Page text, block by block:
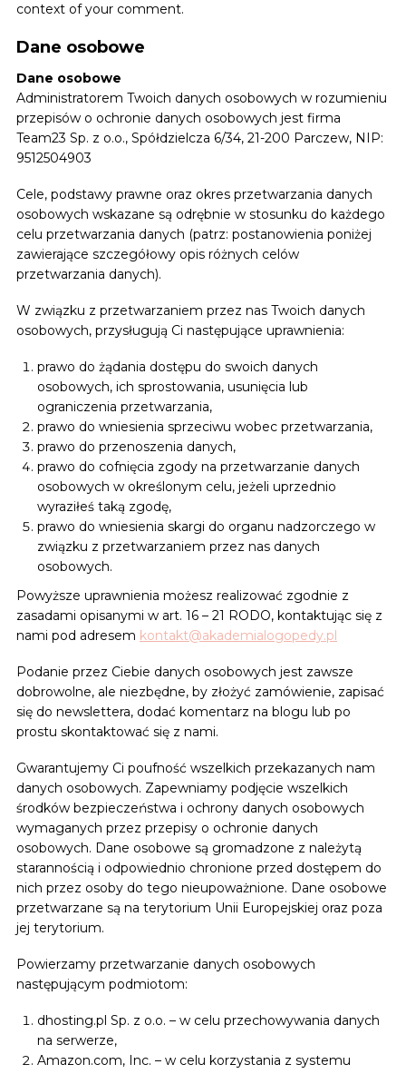
context of your comment.
Dane osobowe
Dane osobowe
Administratorem Twoich danych osobowych w rozumieniu
przepisów o ochronie danych osobowych jest firma
Team23 Sp. z o.o., Spółdzielcza 6/34, 21-200 Parczew, NIP:
9512504903
Cele, podstawy prawne oraz okres przetwarzania danych
osobowych wskazane są odrębnie w stosunku do każdego
celu przetwarzania danych (patrz: postanowienia poniżej
zawierające szczegółowy opis różnych celów
przetwarzania danych).
W związku z przetwarzaniem przez nas Twoich danych
osobowych, przysługują Ci następujące uprawnienia:
prawo do żądania dostępu do swoich danych
osobowych, ich sprostowania, usunięcia lub
ograniczenia przetwarzania,
prawo do wniesienia sprzeciwu wobec przetwarzania,
prawo do przenoszenia danych,
prawo do cofnięcia zgody na przetwarzanie danych
osobowych w określonym celu, jeżeli uprzednio
wyraziłeś taką zgodę,
prawo do wniesienia skargi do organu nadzorczego w
związku z przetwarzaniem przez nas danych
osobowych.
Powyższe uprawnienia możesz realizować zgodnie z
zasadami opisanymi w art. 16 – 21 RODO, kontaktując się z
nami pod adresem kontakt@akademialogopedy.pl
Podanie przez Ciebie danych osobowych jest zawsze
dobrowolne, ale niezbędne, by złożyć zamówienie, zapisać
się do newslettera, dodać komentarz na blogu lub po
prostu skontaktować się z nami.
Gwarantujemy Ci poufność wszelkich przekazanych nam
danych osobowych. Zapewniamy podjęcie wszelkich
środków bezpieczeństwa i ochrony danych osobowych
wymaganych przez przepisy o ochronie danych
osobowych. Dane osobowe są gromadzone z należytą
starannością i odpowiednio chronione przed dostępem do
nich przez osoby do tego nieupoważnione. Dane osobowe
przetwarzane są na terytorium Unii Europejskiej oraz poza
jej terytorium.
Powierzamy przetwarzanie danych osobowych
następującym podmiotom:
dhosting.pl Sp. z o.o. – w celu przechowywania danych
na serwerze,
Amazon.com, Inc. – w celu korzystania z systemu